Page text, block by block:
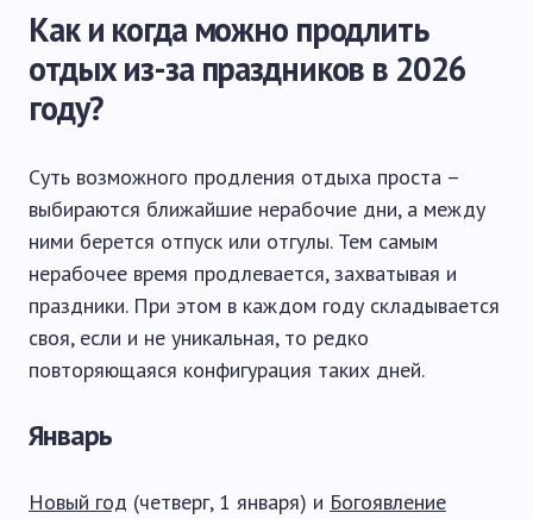
Как и когда можно продлить
отдых из-за праздников в 2026
году?
Суть возможного продления отдыха проста –
выбираются ближайшие нерабочие дни, а между
ними берется отпуск или отгулы. Тем самым
нерабочее время продлевается, захватывая и
праздники. При этом в каждом году складывается
своя, если и не уникальная, то редко
повторяющаяся конфигурация таких дней.
Январь
Новый год (четверг, 1 января) и Богоявление